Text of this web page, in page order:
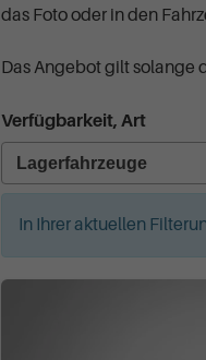
das Foto oder in den
Das Angebot gilt solange
Verfügbarkeit, Art
In Ihrer aktuellen